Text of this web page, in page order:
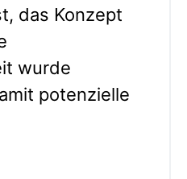
das Konzept
wurde
potenzielle